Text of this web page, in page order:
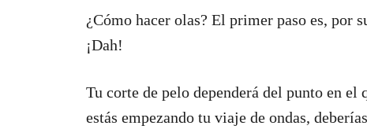
¿Cómo hacer olas? El primer paso es, por
¡Dah!
Tu corte de pelo dependerá del punto en
estás empezando tu viaje de ondas,